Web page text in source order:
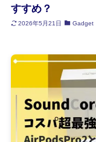
すすめ？
2026年5月21日 Gadget